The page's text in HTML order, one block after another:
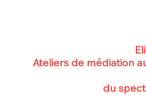
Ateliers de médiation
du